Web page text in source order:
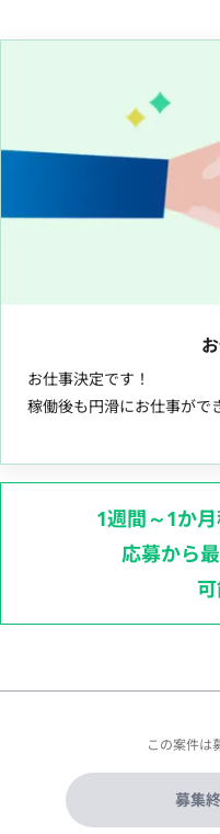
お仕事決定です！
稼働後も円滑にお仕事がで
1週間～1か
応募から
可
この案件は
募集